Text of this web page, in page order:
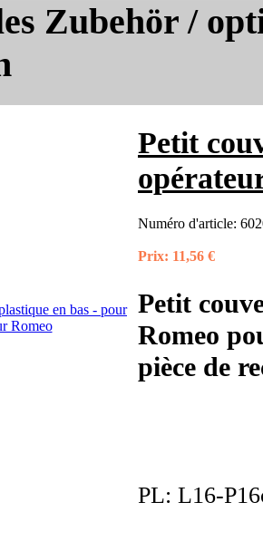
Zubehör /
Petit
Numéro d'article:
Prix: 11,56 €
Petit
Romeo
pièce de
PL: L16-